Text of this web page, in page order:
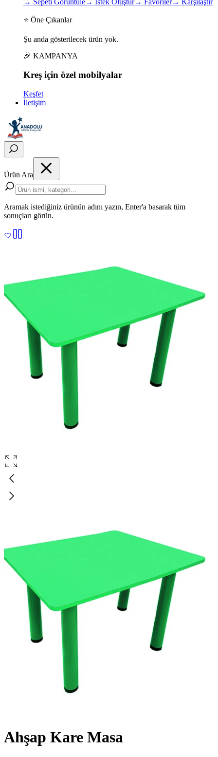
→ Sepeti Görüntüle→ İstek Oluştur→ Favoriler→ Karşılaştır
⭐ Öne Çıkanlar
Şu anda gösterilecek ürün yok.
🎉 KAMPANYA
Kreş için özel mobilyalar
Keşfet
İletişim
Ürün Ara
Aramak istediğiniz ürünün adını yazın, Enter'a basarak tüm
sonuçları görün.
Ahşap Kare Masa